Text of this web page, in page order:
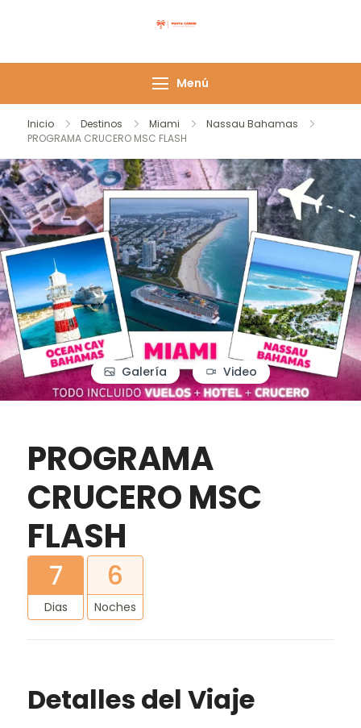
Menú
Inicio Destinos Miami
Nassau Bahamas
PROGRAMA CRUCERO MSC FLASH
Galería Video
PROGRAMA
CRUCERO MSC
FLASH
7
Dias
6
Noches
Detalles del Viaje